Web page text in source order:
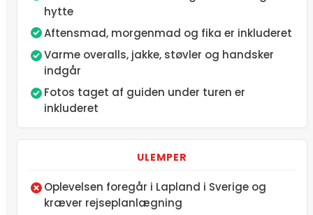
hytte
Aftensmad, morgenmad og fika er inkluderet
Varme overalls, jakke, støvler og handsker
indgår
Fotos taget af guiden under turen er
inkluderet
ULEMPER
Oplevelsen foregår i Lapland i Sverige og
kræver rejseplanlægning